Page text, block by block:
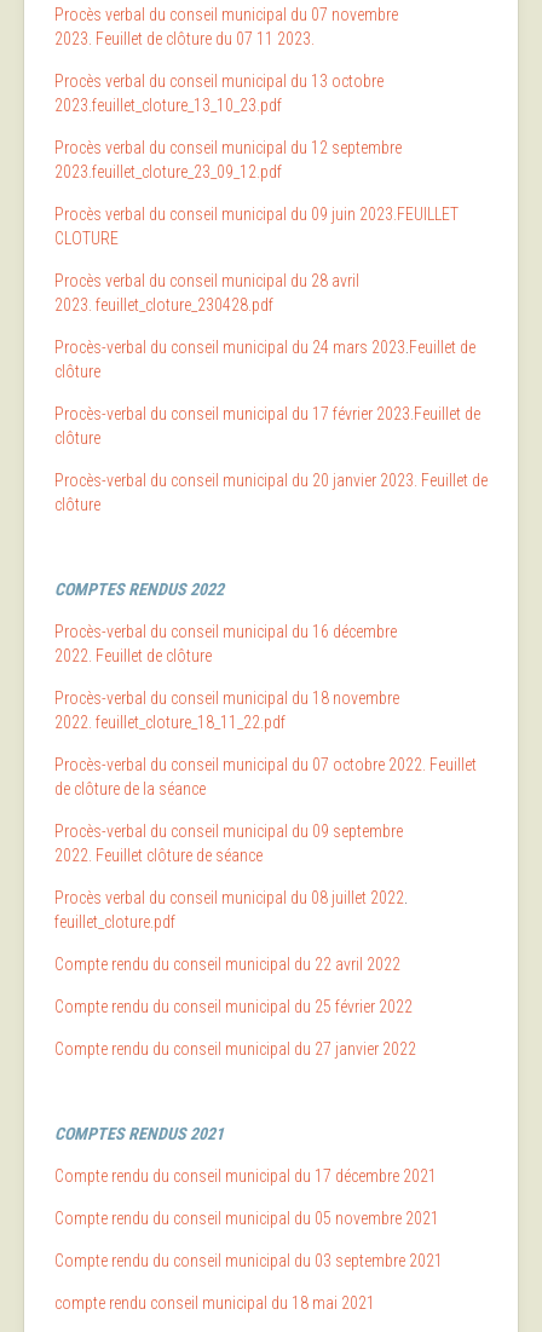
Procès verbal du conseil municipal du 07 novembre
2023. Feuillet de clôture du 07 11 2023.
Procès verbal du conseil municipal du 13 octobre
2023 feuillet_cloture_13_10_23.pdf
Procès verbal du conseil municipal du 12 septembre
2023. feuillet_cloture_23_09_12.pdf
Procès verbal du conseil municipal du 09 juin 2023. FEUILLET
CLOTURE
Procès verbal du conseil municipal du 28 avril
2023. feuillet_cloture_230428.pdf
Procès-verbal du conseil municipal du 24 mars 2023 Feuillet de
clôture
Procès-verbal du conseil municipal du 17 février 2023 Feuillet de
clôture
Procès-verbal du conseil municipal du 20 janvier 2023 Feuillet de
clôture
COMPTES RENDUS 2022
Procès-verbal du conseil municipal du 16 décembre
2022 Feuillet de clôture
Procès-verbal du conseil municipal du 18 novembre
2022. feuillet_cloture_18_11_22.pdf
Procès-verbal du conseil municipal du 07 octobre 2022. Feuillet
de clôture de la séance
Procès-verbal du conseil municipal du 09 septembre
2022. Feuillet clôture de séance
Procès verbal du conseil municipal du 08 juillet 2022
feuillet_cloture.pdf
Compte rendu du conseil municipal du 22 avril 2022
Compte rendu du conseil municipal du 25 février 2022
Compte rendu du conseil municipal du 27 janvier 2022
COMPTES RENDUS 2021
Compte rendu du conseil municipal du 17 décembre 2021
Compte rendu du conseil municipal du 05 novembre 2021
Compte rendu du conseil municipal du 03 septembre 2021
compte rendu conseil municipal du 18 mai 2021